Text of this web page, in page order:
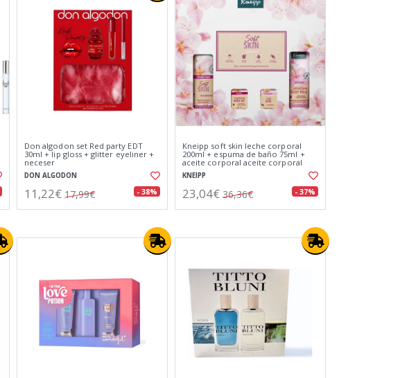
Don algodon set Red party EDT
30ml + lip gloss + glitter eyeliner +
neceser
DON ALGODON
11,22€ 17,99€ - 38%
Kneipp soft skin leche corporal
200ml + espuma de baño 75ml +
aceite corporal aceite corporal
20ml + aceite de masaje 20ml
KNEIPP
23,04€ 36,36€ - 37%